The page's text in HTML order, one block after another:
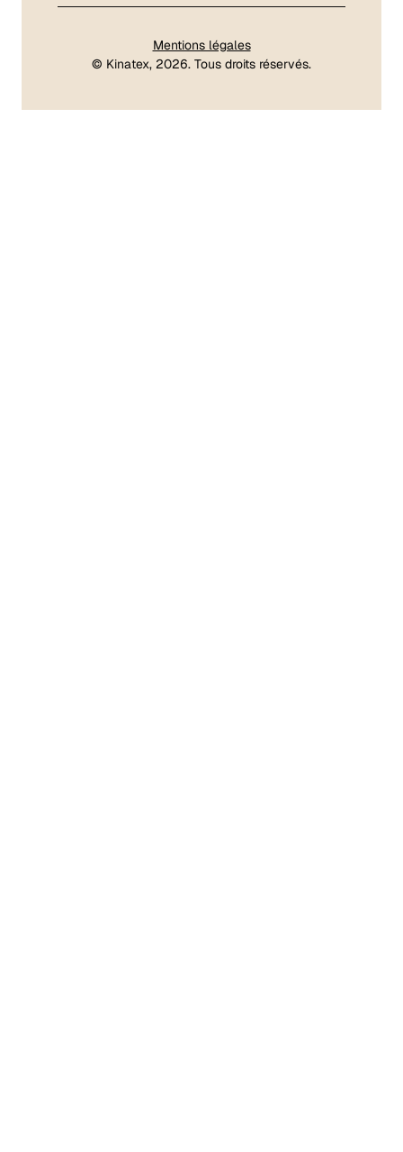
Mentions légales
© Kinatex, 2026. Tous droits réservés.